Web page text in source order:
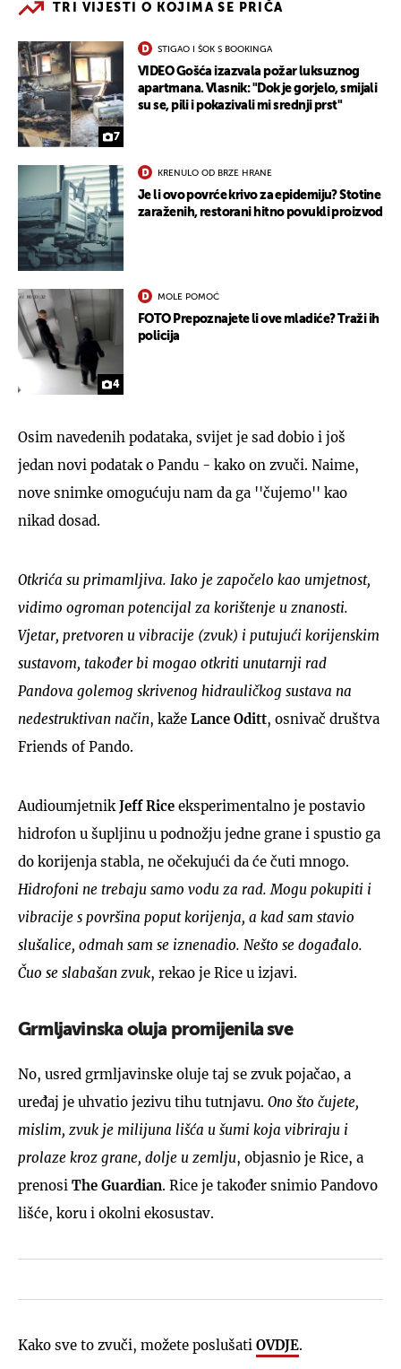
TRI VIJESTI O KOJIMA SE PRIČA
7
STIGAO I ŠOK S BOOKINGA
VIDEO Gošća izazvala požar luksuznog
apartmana. Vlasnik: "Dok je gorjelo, smijali
su se, pili i pokazivali mi srednji prst"
KRENULO OD BRZE HRANE
Je li ovo povrće krivo za epidemiju? Stotine
zaraženih, restorani hitno povukli proizvod
4
MOLE POMOĆ
FOTO Prepoznajete li ove mladiće? Traži ih
policija
Osim navedenih podataka, svijet je sad dobio i još
jedan novi podatak o Pandu - kako on zvuči. Naime,
nove snimke omogućuju nam da ga ''čujemo'' kao
nikad dosad.
Otkrića su primamljiva. Iako je započelo kao umjetnost,
vidimo ogroman potencijal za korištenje u znanosti.
Vjetar, pretvoren u vibracije (zvuk) i putujući korijenskim
sustavom, također bi mogao otkriti unutarnji rad
Pandova golemog skrivenog hidrauličkog sustava na
nedestruktivan način, kaže Lance Oditt, osnivač društva
Friends of Pando.
Audioumjetnik Jeff Rice eksperimentalno je postavio
hidrofon u šupljinu u podnožju jedne grane i spustio ga
do korijenja stabla, ne očekujući da će čuti mnogo.
Hidrofoni ne trebaju samo vodu za rad. Mogu pokupiti i
vibracije s površina poput korijenja, a kad sam stavio
slušalice, odmah sam se iznenadio. Nešto se događalo.
Čuo se slabašan zvuk, rekao je Rice u izjavi.
Grmljavinska oluja promijenila sve
No, usred grmljavinske oluje taj se zvuk pojačao, a
uređaj je uhvatio jezivu tihu tutnjavu. Ono što čujete,
mislim, zvuk je milijuna lišća u šumi koja vibriraju i
prolaze kroz grane, dolje u zemlju, objasnio je Rice, a
prenosi The Guardian. Rice je također snimio Pandovo
lišće, koru i okolni ekosustav.
Kako sve to zvuči, možete poslušati OVDJE.